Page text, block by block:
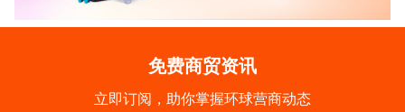
免费商贸资讯
立即订阅，助你掌握环球营商动态